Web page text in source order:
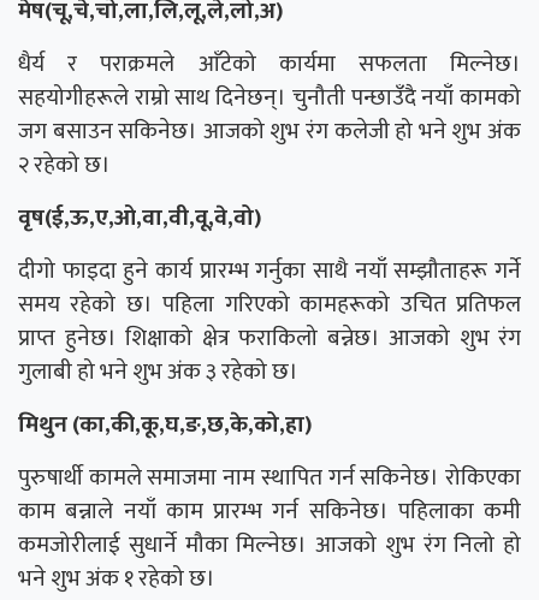
मेष(चू,चे,चो,ला,लि,लू,ले,लो,अ)
धैर्य र पराक्रमले आँटेको कार्यमा सफलता मिल्नेछ।
सहयोगीहरूले राम्रो साथ दिनेछन्। चुनौती पन्छाउँदै नयाँ कामको
जग बसाउन सकिनेछ। आजको शुभ रंग कलेजी हो भने शुभ अंक
२ रहेको छ।
वृष(ई,ऊ,ए,ओ,वा,वी,वू,वे,वो)
दीगो फाइदा हुने कार्य प्रारम्भ गर्नुका साथै नयाँ सम्झौताहरू गर्ने
समय रहेको छ। पहिला गरिएको कामहरूको उचित प्रतिफल
प्राप्त हुनेछ। शिक्षाको क्षेत्र फराकिलो बन्नेछ। आजको शुभ रंग
गुलाबी हो भने शुभ अंक ३ रहेको छ।
मिथुन (का,की,कू,घ,ङ,छ,के,को,हा)
पुरुषार्थी कामले समाजमा नाम स्थापित गर्न सकिनेछ। रोकिएका
काम बन्नाले नयाँ काम प्रारम्भ गर्न सकिनेछ। पहिलाका कमी
कमजोरीलाई सुधार्ने मौका मिल्नेछ। आजको शुभ रंग निलो हो
भने शुभ अंक १ रहेको छ।